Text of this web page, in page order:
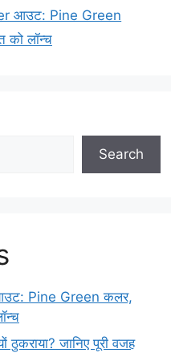
आउट: Pine Green
लॉन्च
Search
Pine Green कलर,
ठुकराया? जानिए पूरी वजह